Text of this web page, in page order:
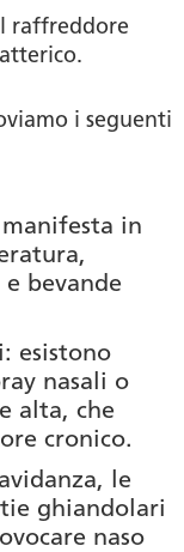
raffreddore
i seguenti
in
bevande
: esistono
nasali o
alta, che
cronico.
le
ghiandolari
naso